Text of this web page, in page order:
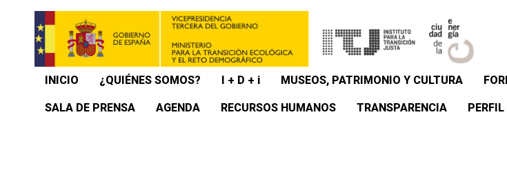
INICIO ¿QUIÉNES SOMOS? I + D + i MUSEOS, PATRIMONIO Y CULTURA
SALA DE PRENSA AGENDA RECURSOS HUMANOS TRANSPARENCIA